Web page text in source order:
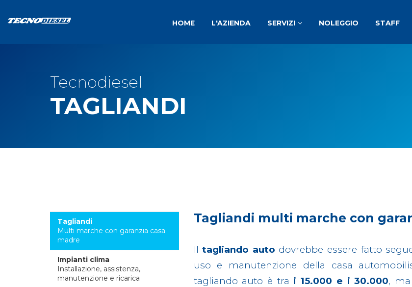
HOME L'AZIENDA SERVIZI NOLEGGIO STAFF
Tecnodiesel
TAGLIANDI
Tagliandi
Multi marche con garanzia casa
madre
Impianti clima
Installazione, assistenza,
manutenzione e ricarica
Tagliandi multi marche con
Iltagliando auto dovrebbe essere fatto
uso e manutenzione della casa
tagliando auto è tra i 15.000 e i 30.000,